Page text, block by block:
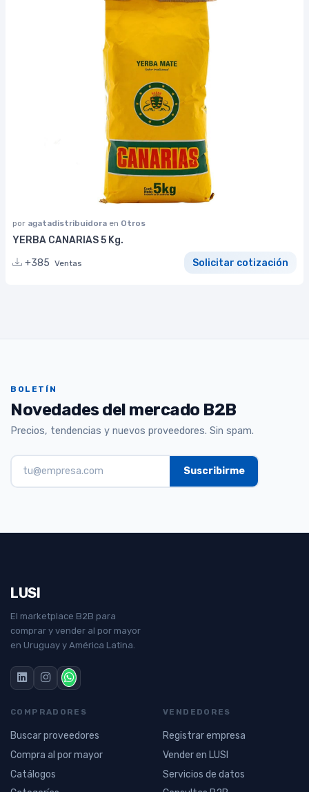
por agatadistribuidora en Otros
YERBA CANARIAS 5 Kg.
+385 Ventas Solicitar cotización
BOLETÍN
Novedades del mercado B2B
Precios, tendencias y nuevos proveedores. Sin spam.
LUSI
El marketplace B2B para
comprar y vender al por mayor
en Uruguay y América Latina.
COMPRADORES
Buscar proveedores
Compra al por mayor
Catálogos
VENDEDORES
Registrar empresa
Vender en LUSI
Servicios de datos